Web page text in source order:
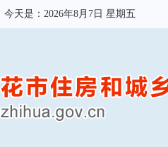
今天是： 2026年8月7日 星期五